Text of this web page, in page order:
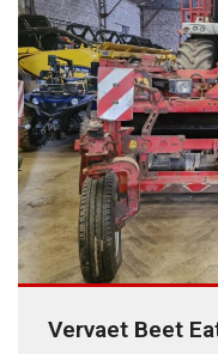
Vervaet Beet